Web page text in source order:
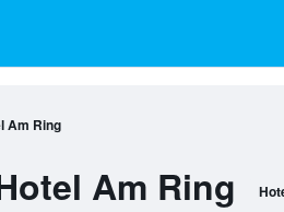
Am Ring
Am Ring